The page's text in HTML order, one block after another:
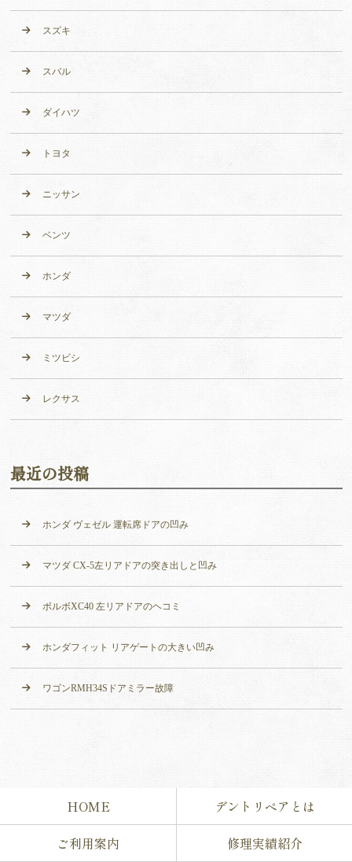
スズキ
スバル
ダイハツ
トヨタ
ニッサン
ベンツ
ホンダ
マツダ
ミツビシ
レクサス
最近の投稿
ホンダ ヴェゼル 運転席ドアの凹み
マツダ CX-5左リアドアの突き出しと凹み
ボルボXC40 左リアドアのヘコミ
ホンダフィット リアゲートの大きい凹み
ワゴンRMH34Sドアミラー故障
HOME
デントリペアとは
ご利用案内
修理実績紹介